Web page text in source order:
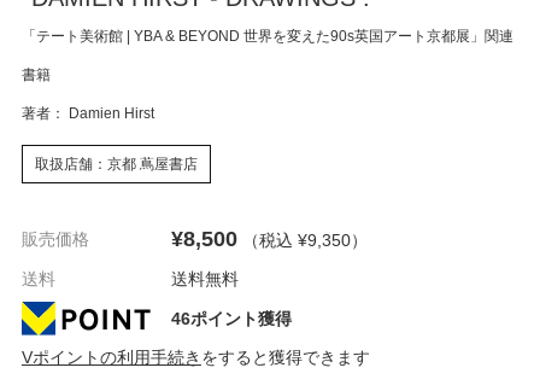
「テート美術館 | YBA & BEYOND 世界を変えた90s英国アート京都展」関連
書籍
著者： Damien Hirst
取扱店舗：京都 蔦屋書店
販売価格 ¥8,500 （税込 ¥9,350）
送料
送料無料
46ポイント獲得
Vポイントの利用手続き をすると獲得できます